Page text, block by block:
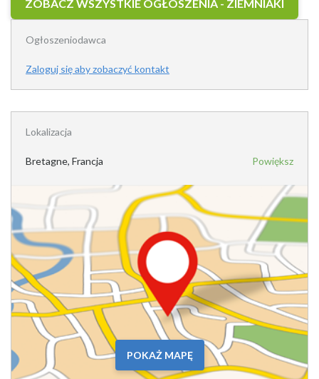
ZOBACZ WSZYSTKIE OGŁOSZENIA - ZIEMNIAKI
Ogłoszeniodawca
Zaloguj się aby zobaczyć kontakt
Lokalizacja
Bretagne, Francja Powiększ
POKAŻ MAPĘ